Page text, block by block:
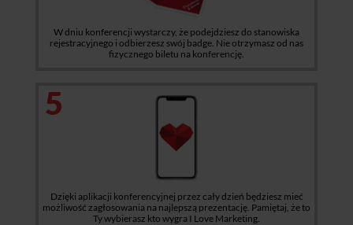
W dniu konferencji wystarczy, że podejdziesz do stanowiska
rejestracyjnego i odbierzesz swój badge. Nie otrzymasz od nas
fizycznego biletu na konferencję.
5
Dzięki aplikacji konferencyjnej przez cały dzień będziesz mieć
możliwość zagłosowania na najlepszą prezentację. Pamiętaj, że to
Ty wybierasz kto wygra I Love Marketing.